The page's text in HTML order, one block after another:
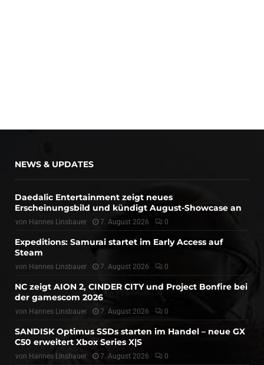
NEWS & UPDATES
Daedalic Entertainment zeigt neues
Erscheinungsbild und kündigt August-Showcase an
von Hannes Linsbauer 7. August 2026 0
Expeditions: Samurai startet im Early Access auf
Steam
von Hannes Linsbauer 7. August 2026 0
NC zeigt AION 2, CINDER CITY und Project Bonfire bei
der gamescom 2026
von Hannes Linsbauer 7. August 2026 0
SANDISK Optimus SSDs starten im Handel – neue GX
C50 erweitert Xbox Series X|S
von Hannes Linsbauer 7. August 2026 0